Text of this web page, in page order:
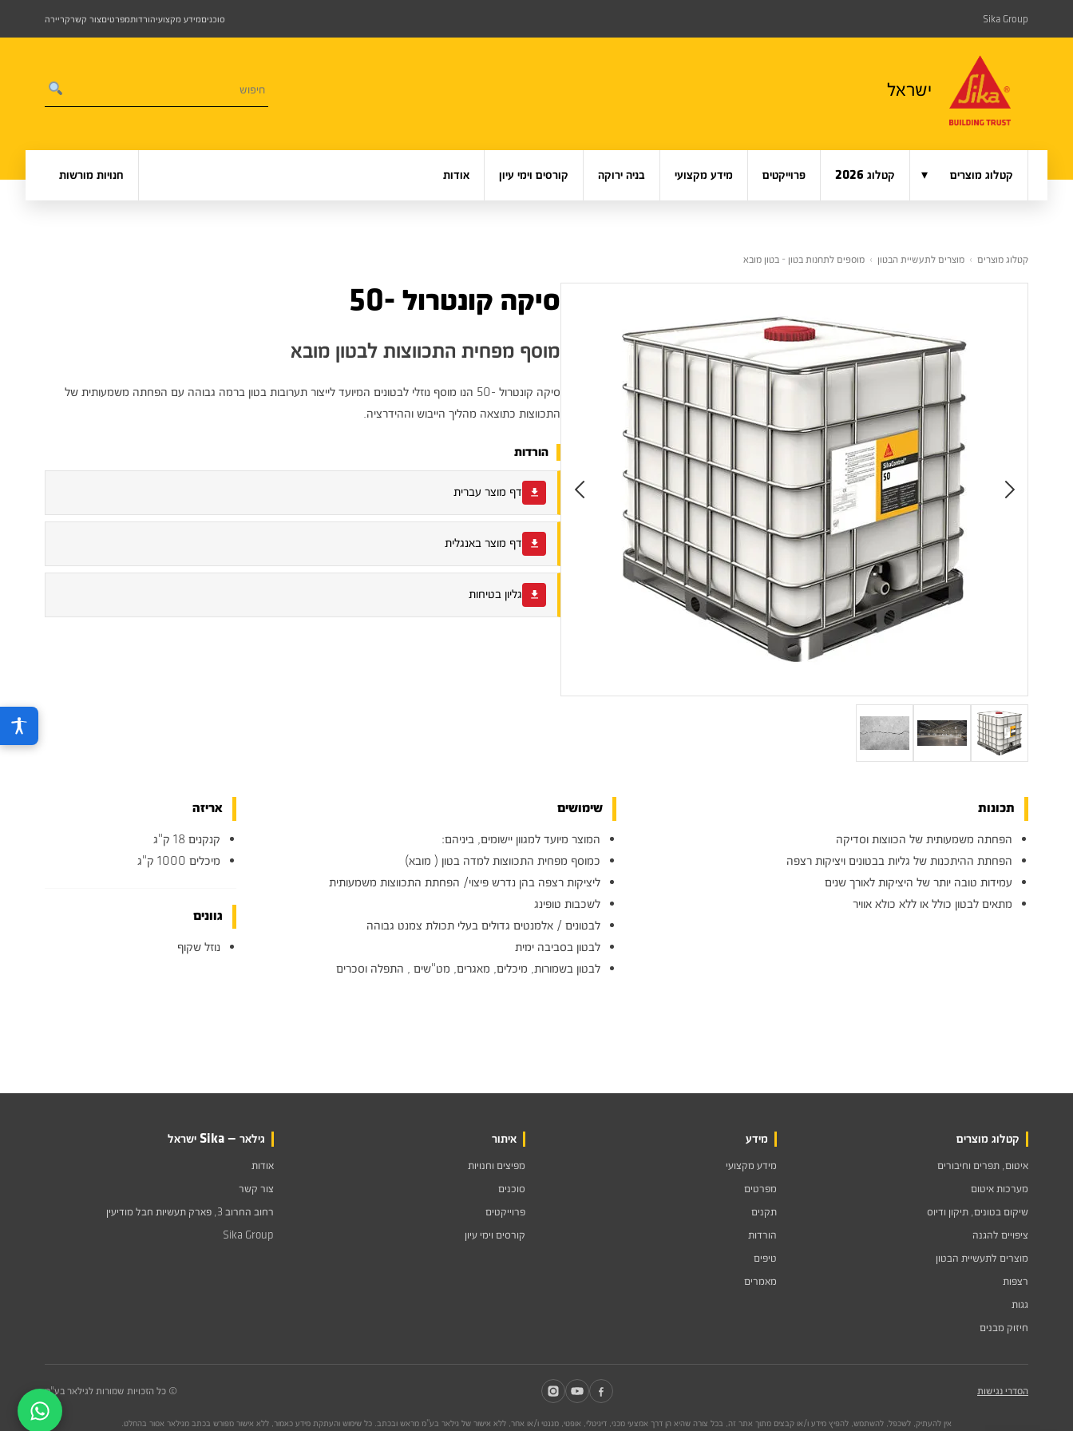
Sika Group סוכניםמידע מקצועיהורדותמפרטיםצור קשרקריירה
ישראל
קטלוג מוצרים ▾ קטלוג 2026 פרוייקטים מידע מקצועי בניה ירוקה קורסים וימי עיון אודות חנויות מורשות
קטלוג מוצרים › מוצרים לתעשיית הבטון › מוספים לתחנות בטון - בטון מובא
סיקה קונטרול -50
מוסף מפחית התכווצות לבטון מובא
סיקה קונטרול -50 הנו מוסף נוזלי לבטונים המיועד לייצור תערובות בטון ברמה גבוהה עם הפחתה משמעותית של
התכווצות כתוצאה מהליך הייבוש וההידרציה.
הורדות
דף מוצר עברית
דף מוצר באנגלית
גליון בטיחות
תכונות
הפחתה משמעותית של הכווצות וסדיקה
הפחתת ההיתכנות של גליות בבטונים ויציקות רצפה
עמידות טובה יותר של היציקות לאורך שנים
מתאים לבטון כולל או ללא כולא אוויר
שימושים
המוצר מיועד למגוון יישומים, ביניהם:
כמוסף מפחית התכווצות למדה בטון ( מובא)
ליציקות רצפה בהן נדרש פיצוי/ הפחתת התכווצות משמעותית
לשכבות טופינג
לבטונים / אלמנטים גדולים בעלי תכולת צמנט גבוהה
לבטון בסביבה ימית
לבטון בשמורות, מיכלים, מאגרים, מט"שים , התפלה וסכרים
אריזה
קנקנים 18 ק"ג
מיכלים 1000 ק"ג
גוונים
נוזל שקוף
קטלוג מוצרים
איטום, תפרים וחיבורים
מערכות איטום
שיקום בטונים, תיקון ודיוס
ציפויים להגנה
מוצרים לתעשיית הבטון
רצפות
גגות
חיזוק מבנים
מידע
מידע מקצועי
מפרטים
תקנים
הורדות
טיפים
מאמרים
איתור
מפיצים וחנויות
סוכנים
פרוייקטים
קורסים וימי עיון
גילאר — Sika ישראל
אודות
צור קשר
רחוב החרוב 3, פארק תעשיות חבל מודיעין
Sika Group
הסדרי נגישות © כל הזכויות שמורות לגילאר בע"מ
אין להעתיק, לשכפל, להשתמש, להפיץ מידע ו/או קבצים מתוך אתר זה, בכל צורה שהיא הן דרך אמצעי מכני, דיגיטלי, אופטי, מגנטי ו/או אחר, ללא אישור של גילאר בע"מ מראש ובכתב. כל שימוש והעתקת מידע כאמור, ללא אישור מפורש בכתב מגילאר אסור בהחלט.